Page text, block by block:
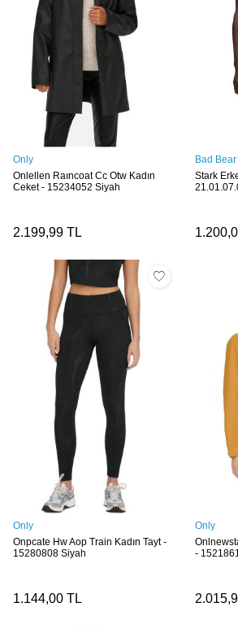
Only
Onlellen Raıncoat Cc Otw Kadın
Ceket - 15234052 Siyah
2.199,99 TL
Bad Bear
Stark
Only
Onpcate Hw Aop Train Kadın Tayt -
15280808 Siyah
1.144,00 TL
Only
-